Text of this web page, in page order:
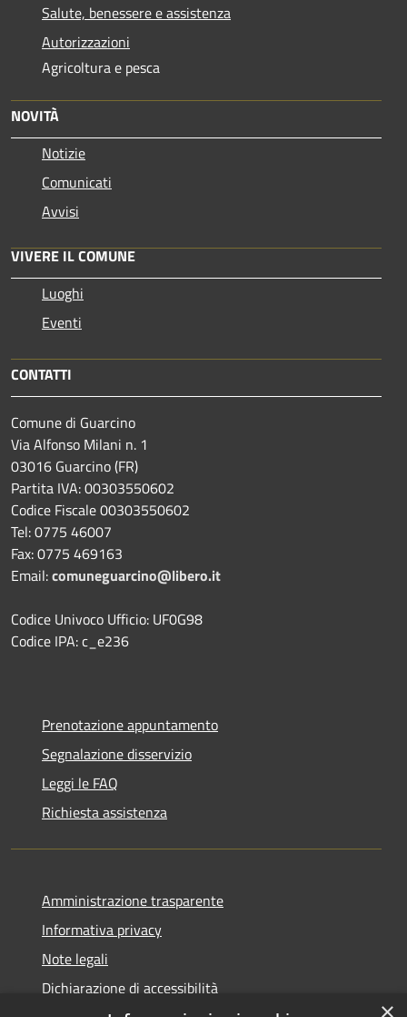
Salute, benessere e assistenza
Autorizzazioni
Agricoltura e pesca
NOVITÀ
Notizie
Comunicati
Avvisi
VIVERE IL COMUNE
Luoghi
Eventi
CONTATTI
Comune di Guarcino
Via Alfonso Milani n. 1
03016 Guarcino (FR)
Partita IVA: 00303550602
Codice Fiscale 00303550602
Tel: 0775 46007
Fax: 0775 469163
Email:comuneguarcino@libero.it
Codice Univoco Ufficio: UF0G98
Codice IPA: c_e236
Prenotazione appuntamento
Segnalazione disservizio
Leggi le FAQ
Richiesta assistenza
Amministrazione trasparente
Informativa privacy
Note legali
Dichiarazione di accessibilità